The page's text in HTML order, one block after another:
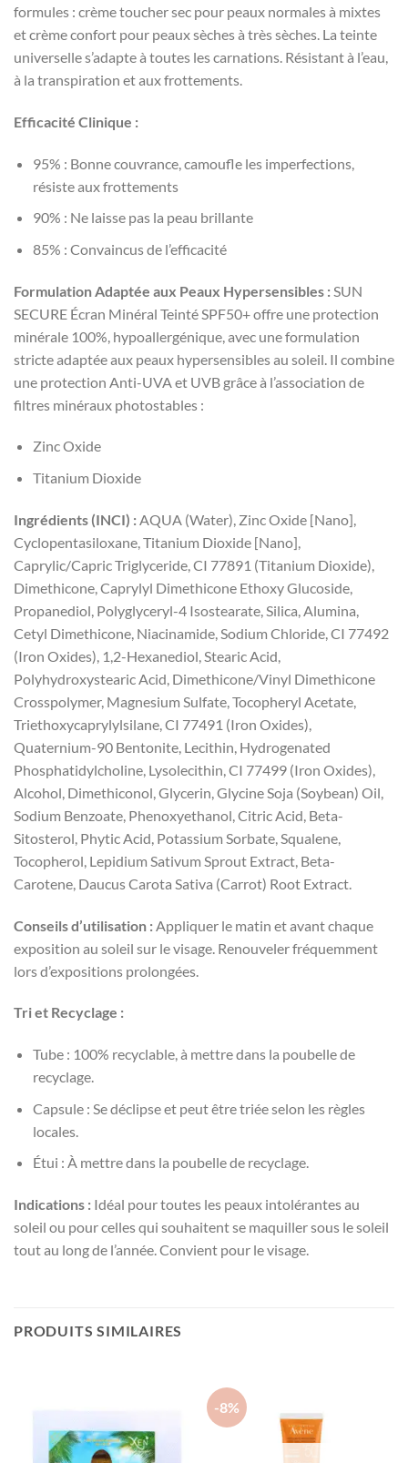
formules : crème toucher sec pour peaux normales à mixtes
et crème confort pour peaux sèches à très sèches. La teinte
universelle s’adapte à toutes les carnations. Résistant à l’eau,
à la transpiration et aux frottements.
Efficacité Clinique :
95% : Bonne couvrance, camoufle les imperfections,
résiste aux frottements
90% : Ne laisse pas la peau brillante
85% : Convaincus de l’efficacité
Formulation Adaptée aux Peaux Hypersensibles : SUN
SECURE Écran Minéral Teinté SPF50+ offre une protection
minérale 100%, hypoallergénique, avec une formulation
stricte adaptée aux peaux hypersensibles au soleil. Il combine
une protection Anti-UVA et UVB grâce à l’association de
filtres minéraux photostables :
Zinc Oxide
Titanium Dioxide
Ingrédients (INCI) : AQUA (Water), Zinc Oxide [Nano],
Cyclopentasiloxane, Titanium Dioxide [Nano],
Caprylic/Capric Triglyceride, CI 77891 (Titanium Dioxide),
Dimethicone, Caprylyl Dimethicone Ethoxy Glucoside,
Propanediol, Polyglyceryl-4 Isostearate, Silica, Alumina,
Cetyl Dimethicone, Niacinamide, Sodium Chloride, CI 77492
(Iron Oxides), 1,2-Hexanediol, Stearic Acid,
Polyhydroxystearic Acid, Dimethicone/Vinyl Dimethicone
Crosspolymer, Magnesium Sulfate, Tocopheryl Acetate,
Triethoxycaprylylsilane, CI 77491 (Iron Oxides),
Quaternium-90 Bentonite, Lecithin, Hydrogenated
Phosphatidylcholine, Lysolecithin, CI 77499 (Iron Oxides),
Alcohol, Dimethiconol, Glycerin, Glycine Soja (Soybean) Oil,
Sodium Benzoate, Phenoxyethanol, Citric Acid, Beta-
Sitosterol, Phytic Acid, Potassium Sorbate, Squalene,
Tocopherol, Lepidium Sativum Sprout Extract, Beta-
Carotene, Daucus Carota Sativa (Carrot) Root Extract.
Conseils d’utilisation : Appliquer le matin et avant chaque
exposition au soleil sur le visage. Renouveler fréquemment
lors d’expositions prolongées.
Tri et Recyclage :
Tube : 100% recyclable, à mettre dans la poubelle de
recyclage.
Capsule : Se déclipse et peut être triée selon les règles
locales.
Étui : À mettre dans la poubelle de recyclage.
Indications : Idéal pour toutes les peaux intolérantes au
soleil ou pour celles qui souhaitent se maquiller sous le soleil
tout au long de l’année. Convient pour le visage.
PRODUITS SIMILAIRES
-8%